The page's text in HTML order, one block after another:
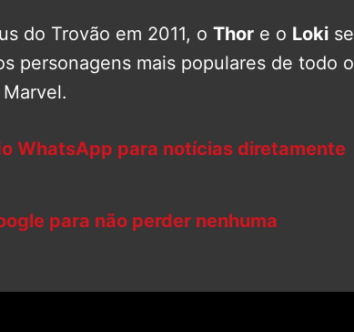
do Trovão em 2011, o Thor e o Loki se
personagens mais populares de todo o
WhatsApp para notícias diretamente
para não perder nenhuma